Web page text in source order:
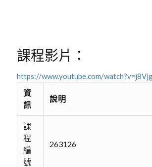
課程影片：
https://www.youtube.com/
資
訊
說明
課
程
編
號
263126